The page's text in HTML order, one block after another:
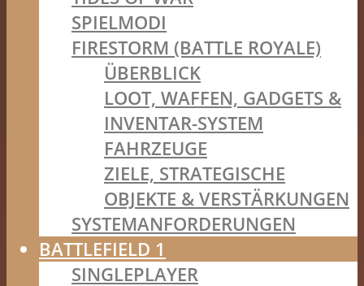
SPIELMODI
FIRESTORM (BATTLE ROYALE)
ÜBERBLICK
LOOT, WAFFEN, GADGETS &
INVENTAR-SYSTEM
FAHRZEUGE
ZIELE, STRATEGISCHE
OBJEKTE & VERSTÄRKUNGEN
SYSTEMANFORDERUNGEN
BATTLEFIELD 1
SINGLEPLAYER